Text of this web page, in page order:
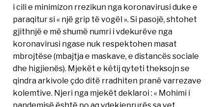
i cili e minimizon rrezikun nga koronavirusi duke e
paraqitur si « një grip të vogël ». Si pasojë, shtohet
gjithnjë e më shumë numri i vdekurëve nga
koronavirusi ngase nuk respektohen masat
mbrojtëse (mbajtja e maskave, e distancës sociale
dhe higjienës). Mjekët e kêtij qyteti theksojn se
qindra arkivole çdo ditë rradhiten pranë varrezave
kolemtive. Njeri nga mjekët deklaroi : « Mohimi i
pandemisë është po aq vdekjeprurës sa vet